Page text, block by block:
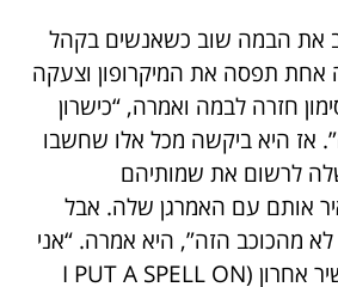
את הבמה שוב כשאנשים בקהל
אחת תפסה את המיקרופון וצעקה
חזרה לבמה ואמרה, “כישרון
אז היא ביקשה מכל אלו שחשבו
לרשום את שמותיהם
אותם עם האמרגן שלה. אבל
לא מהכוכב הזה”, היא אמרה. “אני
לא כמוכם”, ניגנה שיר אחרון (I PUT A SPELL ON